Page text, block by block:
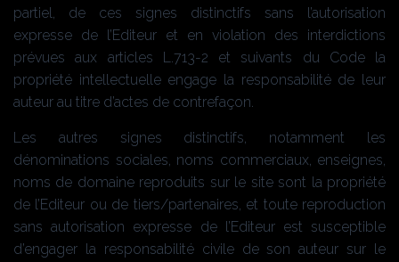
partiel, de ces signes distinctifs sans l’autorisation
expresse de l’Editeur et en violation des interdictions
prévues aux articles L.713-2 et suivants du Code la
propriété intellectuelle engage la responsabilité de leur
auteur au titre d’actes de contrefaçon.
Les autres signes distinctifs, notamment les
dénominations sociales, noms commerciaux, enseignes,
noms de domaine reproduits sur le site sont la propriété
de l’Editeur ou de tiers/partenaires, et toute reproduction
sans autorisation expresse de l’Editeur est susceptible
d’engager la responsabilité civile de son auteur sur le